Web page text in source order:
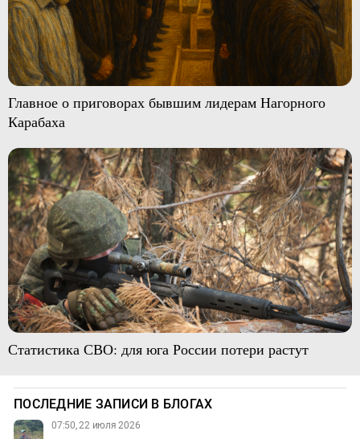
Главное о приговорах бывшим лидерам Нагорного
Карабаха
Статистика СВО: для юга России потери растут
ПОСЛЕДНИЕ ЗАПИСИ В БЛОГАХ
07:50, 22 июля 2026